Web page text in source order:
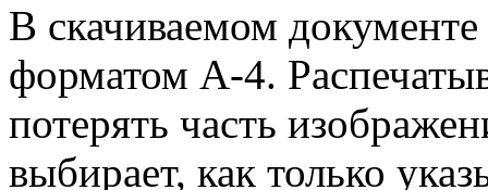
В скачиваемом
форматом А-4.
потерять часть
выбирает, как только